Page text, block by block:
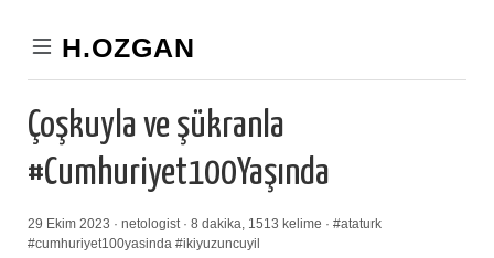
H.OZGAN
Çoşkuyla ve şükranla
#Cumhuriyet100Yaşında
29 Ekim 2023 · netologist · 8 dakika, 1513 kelime · #ataturk
#cumhuriyet100yasinda #ikiyuzuncuyil